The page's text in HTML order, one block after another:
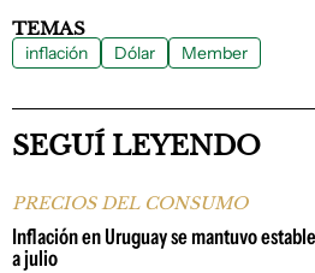
TEMAS
inflación Dólar Member
SEGUÍ LEYENDO
PRECIOS DEL CONSUMO
Inflación en Uruguay se mantuvo
a julio